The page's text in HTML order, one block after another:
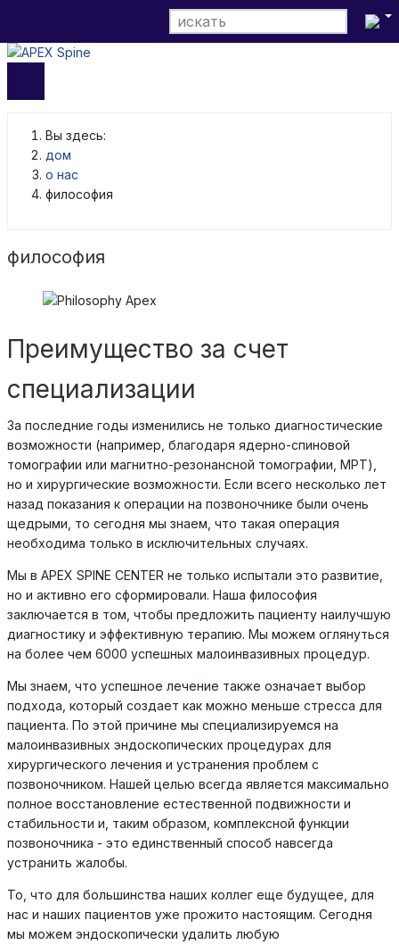
Вы здесь:
дом
о нас
философия
философия
Преимущество за счет
специализации
За последние годы изменились не только диагностические
возможности (например, благодаря ядерно-спиновой
томографии или магнитно-резонансной томографии, МРТ),
но и хирургические возможности. Если всего несколько лет
назад показания к операции на позвоночнике были очень
щедрыми, то сегодня мы знаем, что такая операция
необходима только в исключительных случаях.
Мы в APEX SPINE CENTER не только испытали это развитие,
но и активно его сформировали. Наша философия
заключается в том, чтобы предложить пациенту наилучшую
диагностику и эффективную терапию. Мы можем оглянуться
на более чем 6000 успешных малоинвазивных процедур.
Мы знаем, что успешное лечение также означает выбор
подхода, который создает как можно меньше стресса для
пациента. По этой причине мы специализируемся на
малоинвазивных эндоскопических процедурах для
хирургического лечения и устранения проблем с
позвоночником. Нашей целью всегда является максимально
полное восстановление естественной подвижности и
стабильности и, таким образом, комплексной функции
позвоночника - это единственный способ навсегда
устранить жалобы.
То, что для большинства наших коллег еще будущее, для
нас и наших пациентов уже прожито настоящим. Сегодня
мы можем эндоскопически удалить любую